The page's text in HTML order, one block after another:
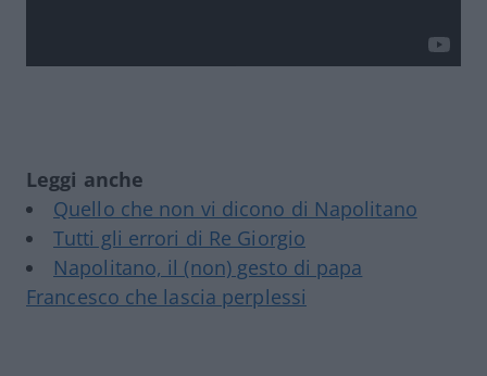
Leggi anche
Quello che non vi dicono di Napolitano
Tutti gli errori di Re Giorgio
Napolitano, il (non) gesto di papa
Francesco che lascia perplessi